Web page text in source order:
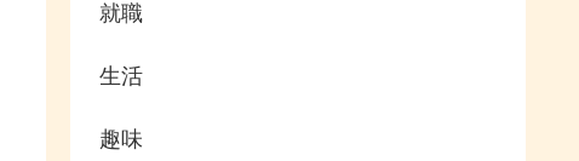
就職
生活
趣味